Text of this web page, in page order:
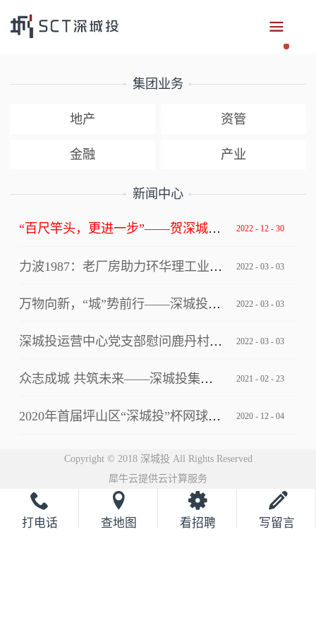
集团业务
地产 资管
金融 产业
新闻中心
“百尺竿头，更进一步”——贺深城投集团获评深圳市总部企业 2022 - 12 - 30
力波1987：老厂房助力环华理工业设计创新中心写入上海市级文件！ 2022 - 03 - 03
万物向新，“城”势前行——深城投集团“逐梦四十年”2022年年会 2022 - 03 - 03
深城投运营中心党支部慰问鹿丹村社区疫情防控一线工作人员 2022 - 03 - 03
众志成城 共筑未来——深城投集团2021云年会圆满落幕 2021 - 02 - 23
2020年首届坪山区“深城投”杯网球邀请赛完美落幕 2020 - 12 - 04
Copyright © 2018 深城投 All Rights Reserved
犀牛云提供云计算服务
打电话 查地图 看招聘 写留言